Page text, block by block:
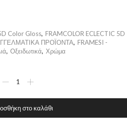
Color Gloss, FRAMCOLOR ECLECTIC 5D
ΠΡΟΪΟΝΤΑ, FRAMESI -
, Οξειδωτικά, Χρώμα
στο καλάθι